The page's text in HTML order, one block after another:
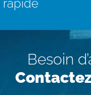
rapide
Besoin